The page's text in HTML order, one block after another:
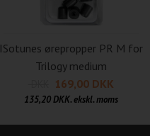
ISotunes ørepropper PR M for
Trilogy medium
169,00 DKK
135,20 DKK. ekskl. moms